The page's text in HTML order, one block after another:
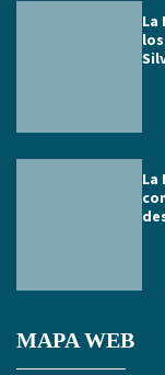
La
La
MAPA WEB